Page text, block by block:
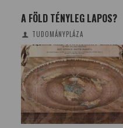
A FÖLD TÉNYLEG LAPOS?
TUDOMÁNYPLÁZA